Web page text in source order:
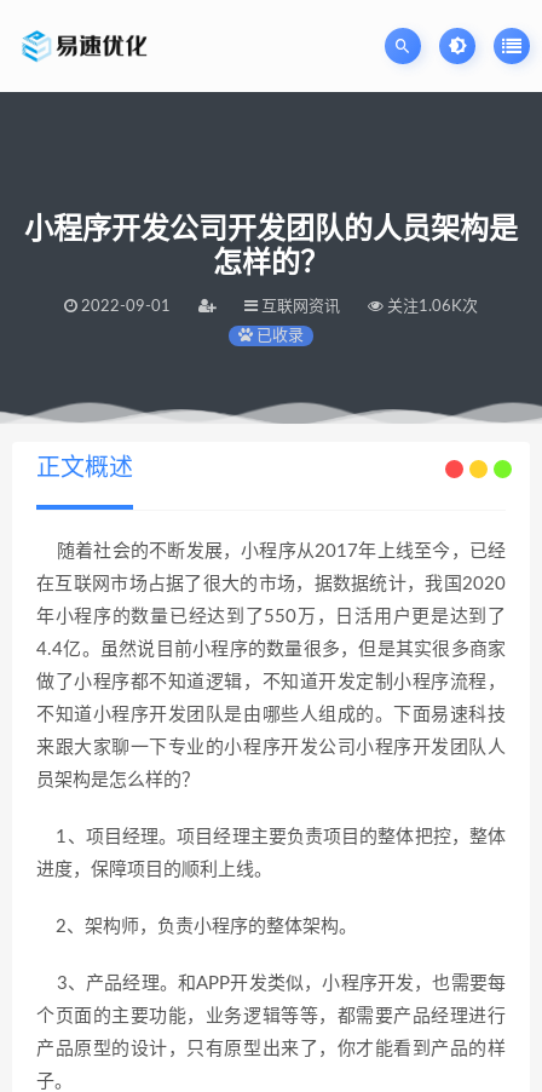
小程序开发公司开发团队的人员架构是
怎样的？
2022-09-01 互联网资讯
关注1.06K次
已收录
当前位置： 易速网站优化公司 >小程序开发公司开发团队的人员架构是怎样的？
正文概述
随着社会的不断发展，小程序从2017年上线至今，已经
在互联网市场占据了很大的市场，据数据统计，我国2020
年小程序的数量已经达到了550万，日活用户更是达到了
4.4亿。虽然说目前小程序的数量很多，但是其实很多商家
做了小程序都不知道逻辑，不知道开发定制小程序流程，
不知道小程序开发团队是由哪些人组成的。下面易速科技
来跟大家聊一下专业的小程序开发公司小程序开发团队人
员架构是怎么样的？
1、项目经理。项目经理主要负责项目的整体把控，整体
进度，保障项目的顺利上线。
2、架构师，负责小程序的整体架构。
3、产品经理。和APP开发类似，小程序开发，也需要每
个页面的主要功能，业务逻辑等等，都需要产品经理进行
产品原型的设计，只有原型出来了，你才能看到产品的样
子。